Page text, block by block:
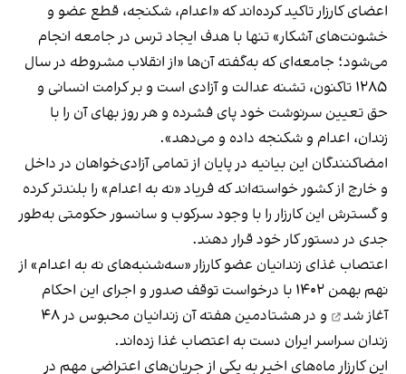
اعضای کارزار تاکید کرده‌اند که «اعدام، شکنجه، قطع عضو و
خشونت‌های آشکار» تنها با هدف ایجاد ترس در جامعه انجام
می‌شود؛ جامعه‌ای که به‌گفته آن‌ها «از انقلاب مشروطه در سال
۱۲۸۵ تاکنون، تشنه عدالت و آزادی است و بر کرامت انسانی و
حق تعیین سرنوشت خود پای فشرده و هر روز بهای آن را با
زندان، اعدام و شکنجه داده و می‌دهد».
امضاکنندگان این بیانیه در پایان از تمامی آزادی‌خواهان در داخل
و خارج از کشور خواسته‌اند که فریاد «نه به اعدام» را بلندتر کرده
و گسترش این کارزار را با وجود سرکوب و سانسور حکومتی به‌طور
جدی در دستور کار خود قرار دهند.
اعتصاب غذای زندانیان عضو کارزار «سه‌شنبه‌های نه به اعدام» از
نهم بهمن ۱۴۰۲ با درخواست توقف صدور و اجرای این احکام
آغاز شد
و در هشتادمین هفته آن زندانیان محبوس در ۴۸
زندان سراسر ایران دست به اعتصاب غذا زده‌‌اند.
این کارزار ماه‌های اخیر به یکی از جریان‌های اعتراضی مهم در